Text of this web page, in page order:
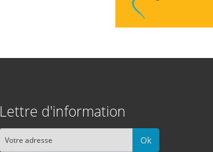
Lettre d'information
Ok